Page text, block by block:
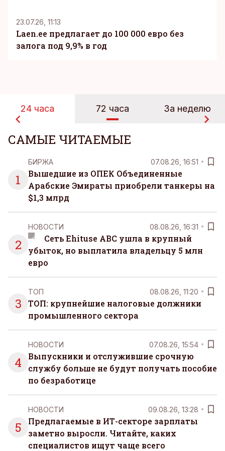
23.07.26, 11:13
Laen.ee предлагает до 100 000 евро без
залога под 9,9% в год
24 часа 72 часа За неделю
САМЫЕ ЧИТАЕМЫЕ
1
БИРЖА 07.08.26, 16:51
Вышедшие из ОПЕК Объединенные
Арабские Эмираты приобрели танкеры на
$1,3 млрд
2
НОВОСТИ 08.08.26, 16:31
Сеть Ehituse ABC ушла в крупный
убыток, но выплатила владельцу 5 млн
евро
3
ТОП 08.08.26, 11:20
ТОП: крупнейшие налоговые должники
промышленного сектора
4
НОВОСТИ 07.08.26, 15:54
Выпускники и отслужившие срочную
службу больше не будут получать пособие
по безработице
5
НОВОСТИ 09.08.26, 13:28
Предлагаемые в ИТ-секторе зарплаты
заметно выросли. Читайте, каких
специалистов ищут чаще всего